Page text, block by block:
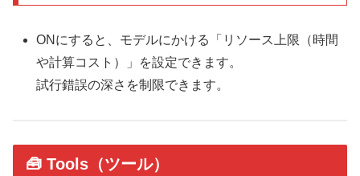
ONにすると、モデルにかける「リソース上限（時間
や計算コスト）」を設定できます。
試行錯誤の深さを制限できます。
🧰 Tools（ツール）